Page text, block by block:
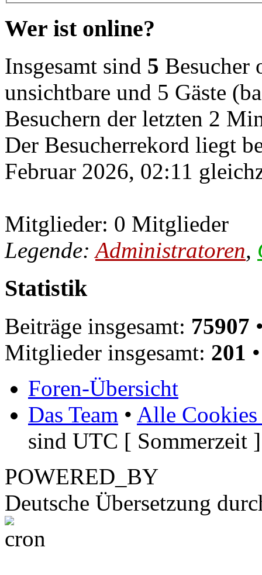
Wer ist online?
Insgesamt sind 5 Besucher
unsichtbare und 5 Gäste
Besuchern der letzten 2
Der Besucherrekord liegt
Februar 2026, 02:11
Mitglieder: 0 Mitglieder
Legende:Administratoren,
Statistik
Beiträge insgesamt: 75907
Mitglieder insgesamt: 201
Foren-Übersicht
Das Team • Alle Cookies
sind UTC [ Sommerzeit ]
POWERED_BY
Deutsche Übersetzung